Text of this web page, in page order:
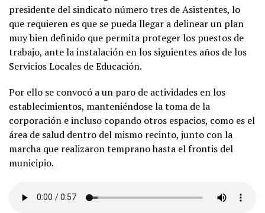
presidente del sindicato número tres de Asistentes, lo
que requieren es que se pueda llegar a delinear un plan
muy bien definido que permita proteger los puestos de
trabajo, ante la instalación en los siguientes años de los
Servicios Locales de Educación.
Por ello se convocó a un paro de actividades en los
establecimientos, manteniéndose la toma de la
corporación e incluso copando otros espacios, como es el
área de salud dentro del mismo recinto, junto con la
marcha que realizaron temprano hasta el frontis del
municipio.